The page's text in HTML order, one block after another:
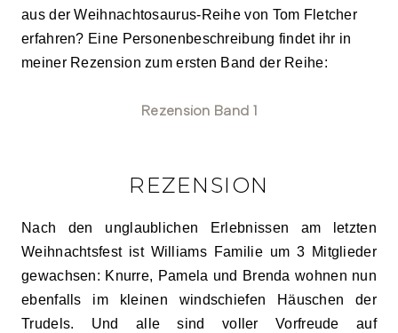
aus der Weihnachtosaurus-Reihe von Tom Fletcher
erfahren? Eine Personenbeschreibung findet ihr in
meiner Rezension zum ersten Band der Reihe:
Rezension Band 1
REZENSION
Nach den unglaublichen Erlebnissen am letzten
Weihnachtsfest ist Williams Familie um 3 Mitglieder
gewachsen: Knurre, Pamela und Brenda wohnen nun
ebenfalls im kleinen windschiefen Häuschen der
Trudels. Und alle sind voller Vorfreude auf